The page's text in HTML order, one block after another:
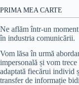
PRIMA MEA CARTE
Ne aflăm într-un
în industria comunicării.
Vom lăsa în urmă
impersonală și vom
adaptată fiecărui individ
transfer de informație